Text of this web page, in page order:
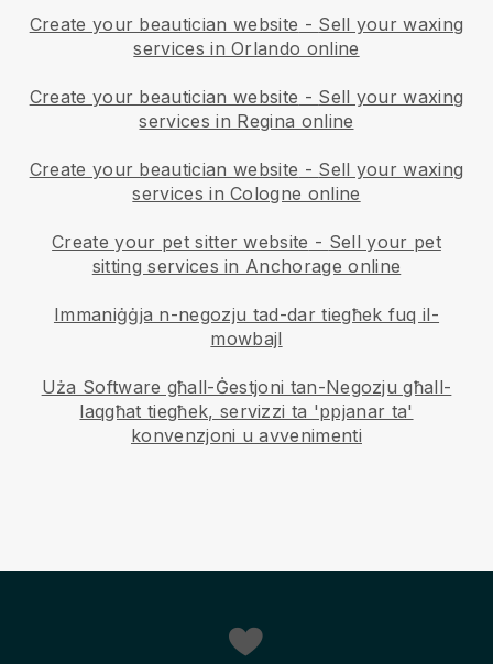
Create your beautician website - Sell your waxing
services in Orlando online
Create your beautician website - Sell your waxing
services in Regina online
Create your beautician website - Sell your waxing
services in Cologne online
Create your pet sitter website - Sell your pet
sitting services in Anchorage online
Immaniġġja n-negozju tad-dar tiegħek fuq il-
mowbajl
Uża Software għall-Ġestjoni tan-Negozju għall-
laqgħat tiegħek, servizzi ta 'ppjanar ta'
konvenzjoni u avvenimenti